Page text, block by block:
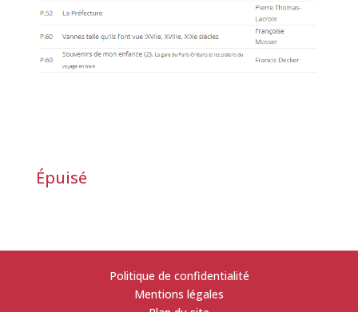
Épuisé
Politique de confidentialité
Mentions légales